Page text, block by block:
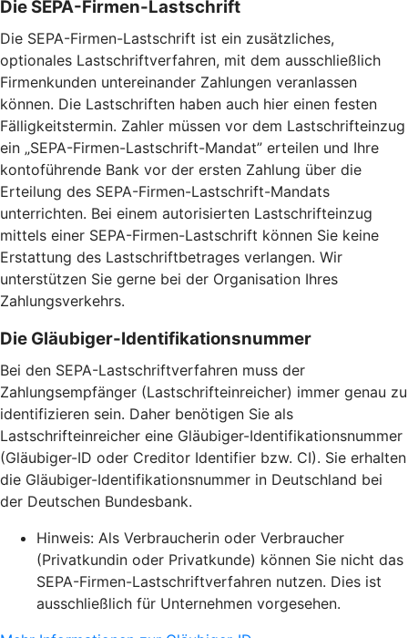
Die SEPA-Firmen-Lastschrift
Die SEPA-Firmen-Lastschrift ist ein zusätzliches,
optionales Lastschriftverfahren, mit dem ausschließlich
Firmenkunden untereinander Zahlungen veranlassen
können. Die Lastschriften haben auch hier einen festen
Fälligkeitstermin. Zahler müssen vor dem Lastschrifteinzug
ein „SEPA-Firmen-Lastschrift-Mandat” erteilen und Ihre
kontoführende Bank vor der ersten Zahlung über die
Erteilung des SEPA-Firmen-Lastschrift-Mandats
unterrichten. Bei einem autorisierten Lastschrifteinzug
mittels einer SEPA-Firmen-Lastschrift können Sie keine
Erstattung des Lastschriftbetrages verlangen. Wir
unterstützen Sie gerne bei der Organisation Ihres
Zahlungsverkehrs.
Die Gläubiger-Identifikationsnummer
Bei den SEPA-Lastschriftverfahren muss der
Zahlungsempfänger (Lastschrifteinreicher) immer genau zu
identifizieren sein. Daher benötigen Sie als
Lastschrifteinreicher eine Gläubiger-Identifikationsnummer
(Gläubiger-ID oder Creditor Identifier bzw. CI). Sie erhalten
die Gläubiger-Identifikationsnummer in Deutschland bei
der Deutschen Bundesbank.
Hinweis: Als Verbraucherin oder Verbraucher
(Privatkundin oder Privatkunde) können Sie nicht das
SEPA-Firmen-Lastschriftverfahren nutzen. Dies ist
ausschließlich für Unternehmen vorgesehen.